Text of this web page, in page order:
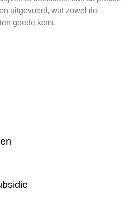
uitgevoerd, wat zowel de
goede komt.